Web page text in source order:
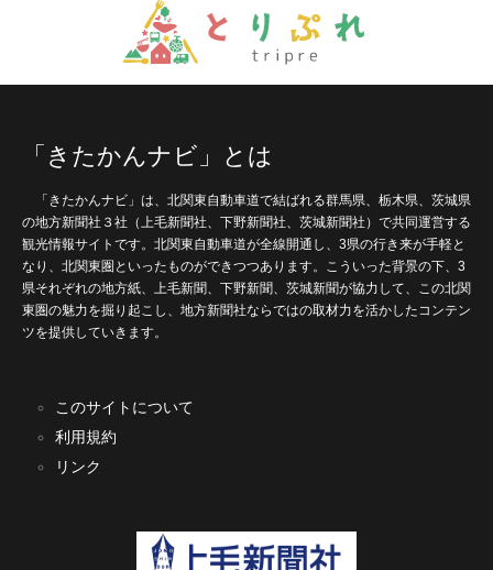
「きたかんナビ」とは
「きたかんナビ」は、北関東自動車道で結ばれる群馬県、栃木県、茨城県
の地方新聞社３社（上毛新聞社、下野新聞社、茨城新聞社）で共同運営する
観光情報サイトです。北関東自動車道が全線開通し、3県の行き来が手軽と
なり、北関東圏といったものができつつあります。こういった背景の下、3
県それぞれの地方紙、上毛新聞、下野新聞、茨城新聞が協力して、この北関
東圏の魅力を掘り起こし、地方新聞社ならではの取材力を活かしたコンテン
ツを提供していきます。
このサイトについて
利用規約
リンク